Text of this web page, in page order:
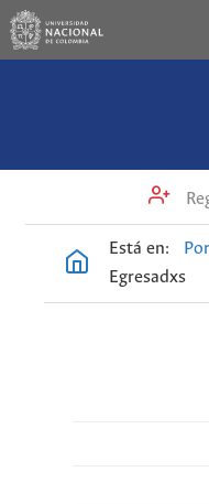
Está en:
Egresadxs